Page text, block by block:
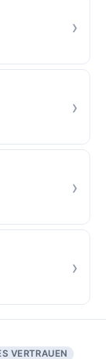
›
›
›
›
VERTRAUEN